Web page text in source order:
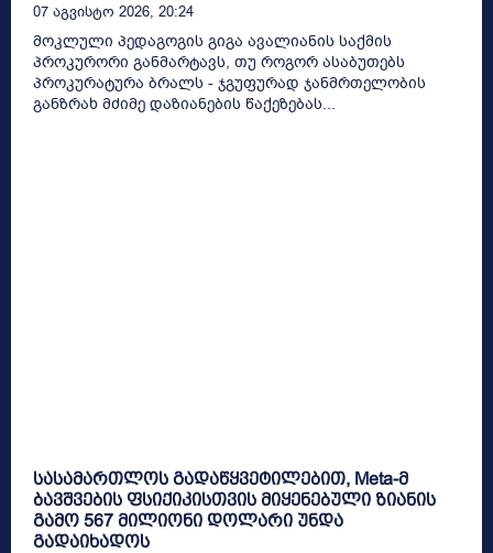
07 Აგვისტო 2026, 20:24
მოკლული პედაგოგის გიგა ავალიანის საქმის
პროკურორი განმარტავს, თუ როგორ ასაბუთებს
პროკურატურა ბრალს - ჯგუფურად ჯანმრთელობის
განზრახ მძიმე დაზიანების წაქეზებას...
სასამართლოს გადაწყვეტილებით, Meta-მ
ბავშვების ფსიქიკისთვის მიყენებული ზიანის
გამო 567 მილიონი დოლარი უნდა
გადაიხადოს